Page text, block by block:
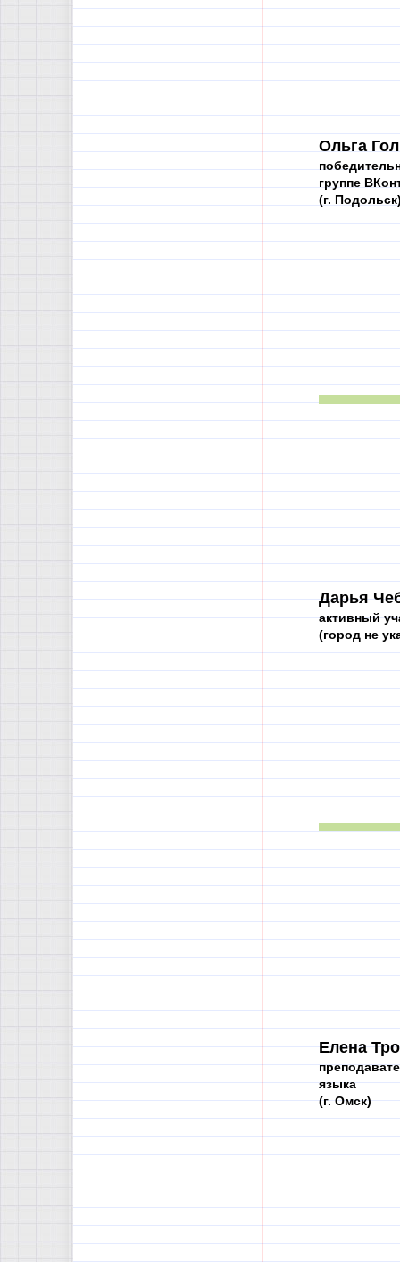
Ольга
группе
(г.
Дарья
активный
(город не
Елена
языка
(г. Омск)